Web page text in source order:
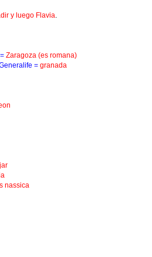
y luego Flavia.
Zaragoza (es romana)
= granada
nassica